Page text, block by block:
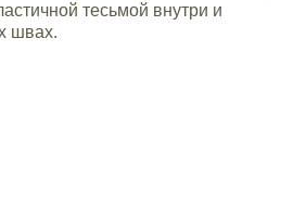
тесьмой внутри и
швах.